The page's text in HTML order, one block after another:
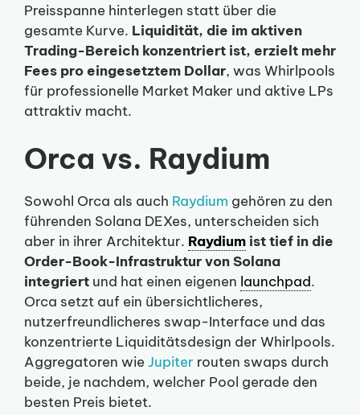
Preisspanne hinterlegen statt über die
gesamte Kurve. Liquidität, die im aktiven
Trading-Bereich konzentriert ist, erzielt mehr
Fees pro eingesetztem Dollar, was Whirlpools
für professionelle Market Maker und aktive LPs
attraktiv macht.
Orca vs. Raydium
Sowohl Orca als auch Raydium gehören zu den
führenden Solana DEXes, unterscheiden sich
aber in ihrer Architektur. Raydium ist tief in die
Order-Book-Infrastruktur von Solana
integriert und hat einen eigenen launchpad.
Orca setzt auf ein übersichtlicheres,
nutzerfreundlicheres swap-Interface und das
konzentrierte Liquiditätsdesign der Whirlpools.
Aggregatoren wieJupiter routen swaps durch
beide, je nachdem, welcher Pool gerade den
besten Preis bietet.